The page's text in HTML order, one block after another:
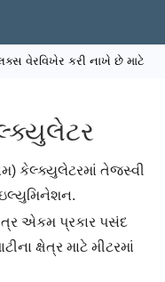
વેરવિખેર કરી નાખે છે માટે
કેલ્ક્યુલેટરમાં તેજસ્વી
એકમ પ્રકાર પસંદ
ક્ષેત્ર માટે મીટરમાં